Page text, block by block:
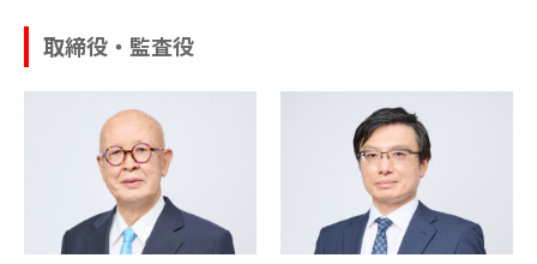
取締役・監査役